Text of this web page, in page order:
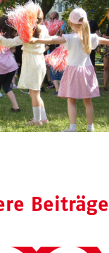
Beiträge